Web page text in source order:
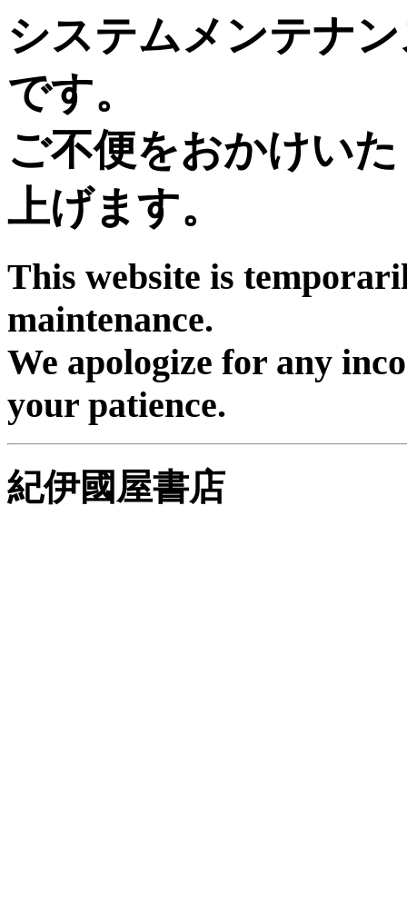
システムメンテナ
です。
ご不便をおかけい
上げます。
This website is
maintenance.
We apologize for any
your patience.
紀伊國屋書店